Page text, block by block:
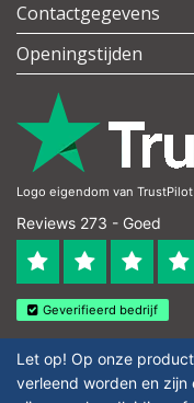
Contactgegevens
Openingstijden
Logo eigendom van TrustPilot
Reviews 273 - Goed
Geverifieerd bedrijf
Let op! Op onze
verleend worden en